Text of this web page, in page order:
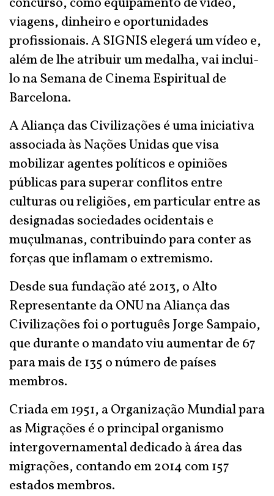
viagens, dinheiro e oportunidades
profissionais. A SIGNIS elegerá um vídeo e,
além de lhe atribuir um medalha, vai inclui-
lo na Semana de Cinema Espiritual de
Barcelona.
A Aliança das Civilizações é uma iniciativa
associada às Nações Unidas que visa
mobilizar agentes políticos e opiniões
públicas para superar conflitos entre
culturas ou religiões, em particular entre as
designadas sociedades ocidentais e
muçulmanas, contribuindo para conter as
forças que inflamam o extremismo.
Desde sua fundação até 2013, o Alto
Representante da ONU na Aliança das
Civilizações foi o português Jorge Sampaio,
que durante o mandato viu aumentar de 67
para mais de 135 o número de países
membros.
Criada em 1951, a Organização Mundial para
as Migrações é o principal organismo
intergovernamental dedicado à área das
migrações, contando em 2014 com 157
estados membros.